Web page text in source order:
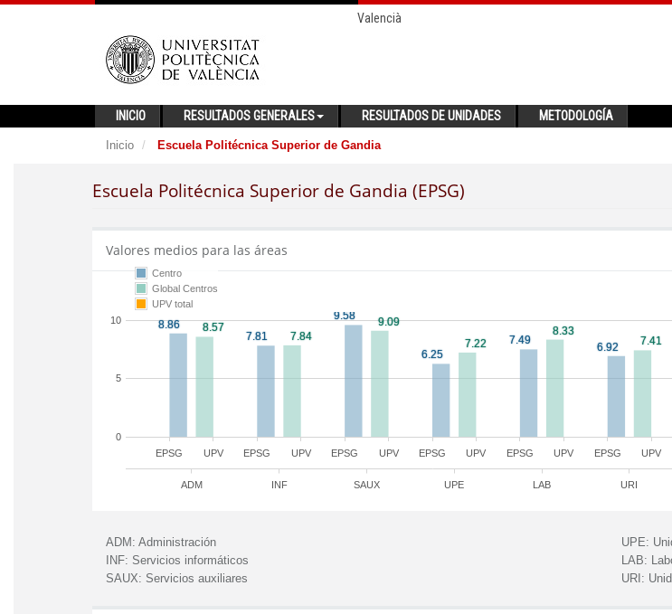
Valencià
INICIO RESULTADOS GENERALES RESULTADOS DE UNIDADES METODOLOGÍA
Inicio Escuela Politécnica Superior de Gandia
Escuela Politécnica Superior de Gandia (EPSG)
Valores medios para las áreas
EPSG EPSG EPSG EPSG EPSG EPSG
UPV UPV UPV UPV UPV UPV
ADM INF SAUX UPE LAB URI
0
5
10
Centro
Global Centros
UPV total
ADM: Administración
INF: Servicios informáticos
SAUX: Servicios auxiliares
UPE:
LAB:
URI: